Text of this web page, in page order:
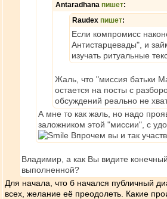
Antaradhana пишет:
Raudex пишет:
Если компромисс
Антистарцевады", и
изучать ритуальные
Жаль, что "миссия батьки
остается на посты с
обсуждений реально не
А мне то как жаль, но надо
заложником этой "миссии", с
Впрочем вы и так
Владимир, а как Вы видите
выполненной?
Для начала, что б начался публичный
всех, желание её преодолеть. Какие